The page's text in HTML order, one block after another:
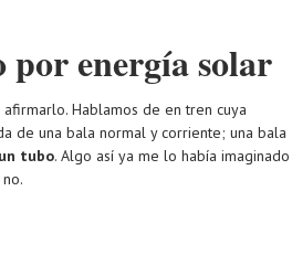
por energía solar
Hablamos de en tren cuya
de una bala normal y corriente; una bala
tubo. Algo así ya me lo había imaginado